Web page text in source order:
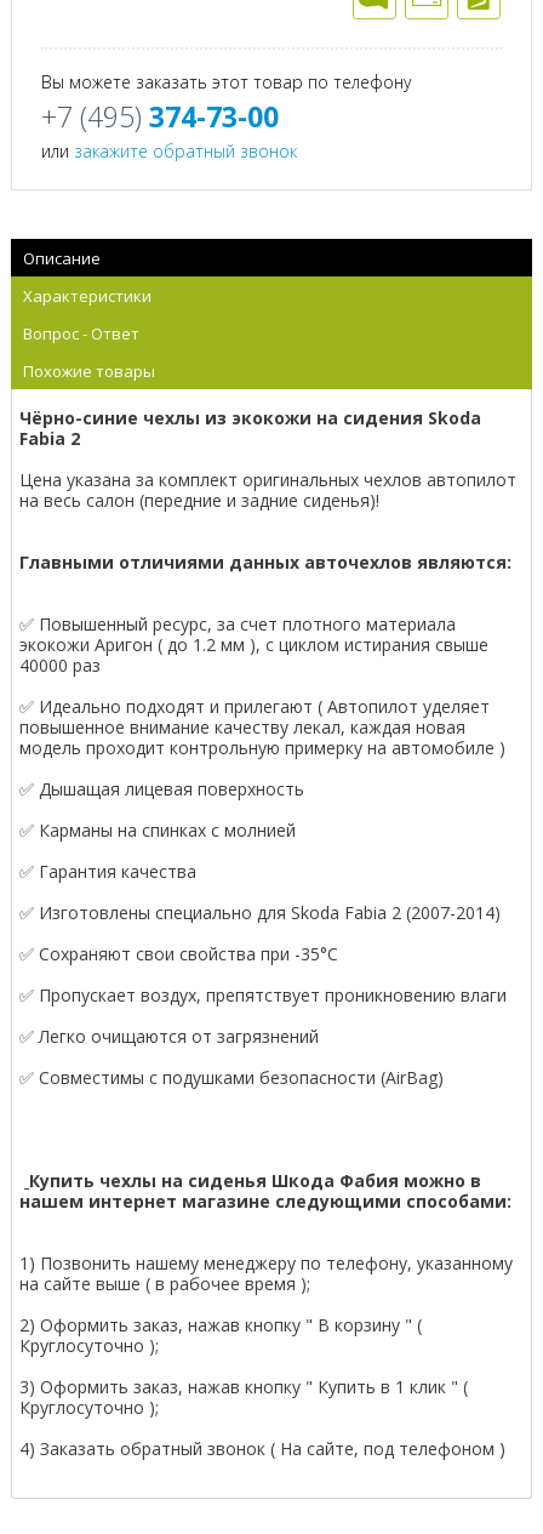
Вы можете заказать этот товар по телефону
+7 (495) 374-73-00
или закажите обратный звонок
Описание
Характеристики
Вопрос - Ответ
Похожие товары
Чёрно-синие чехлы из экокожи на сидения Skoda
Fabia 2
Цена указана за комплект оригинальных чехлов автопилот
на весь салон (передние и задние сиденья)!
Главными отличиями данных авточехлов являются:
✅ Повышенный ресурс, за счет плотного материала
экокожи Аригон ( до 1.2 мм ), с циклом истирания свыше
40000 раз
✅ Идеально подходят и прилегают ( Автопилот уделяет
повышенное внимание качеству лекал, каждая новая
модель проходит контрольную примерку на автомобиле )
✅ Дышащая лицевая поверхность
✅ Карманы на спинках с молнией
✅ Гарантия качества
✅ Изготовлены специально для Skoda Fabia 2 (2007-2014)
✅ Сохраняют свои свойства при -35°С
✅ Пропускает воздух, препятствует проникновению влаги
✅ Легко очищаются от загрязнений
✅ Совместимы с подушками безопасности (AirBag)
Купить чехлы на сиденья Шкода Фабия можно в
нашем интернет магазине следующими способами:
1) Позвонить нашему менеджеру по телефону, указанному
на сайте выше ( в рабочее время );
2) Оформить заказ, нажав кнопку " В корзину " (
Круглосуточно );
3) Оформить заказ, нажав кнопку " Купить в 1 клик " (
Круглосуточно );
4) Заказать обратный звонок ( На сайте, под телефоном )